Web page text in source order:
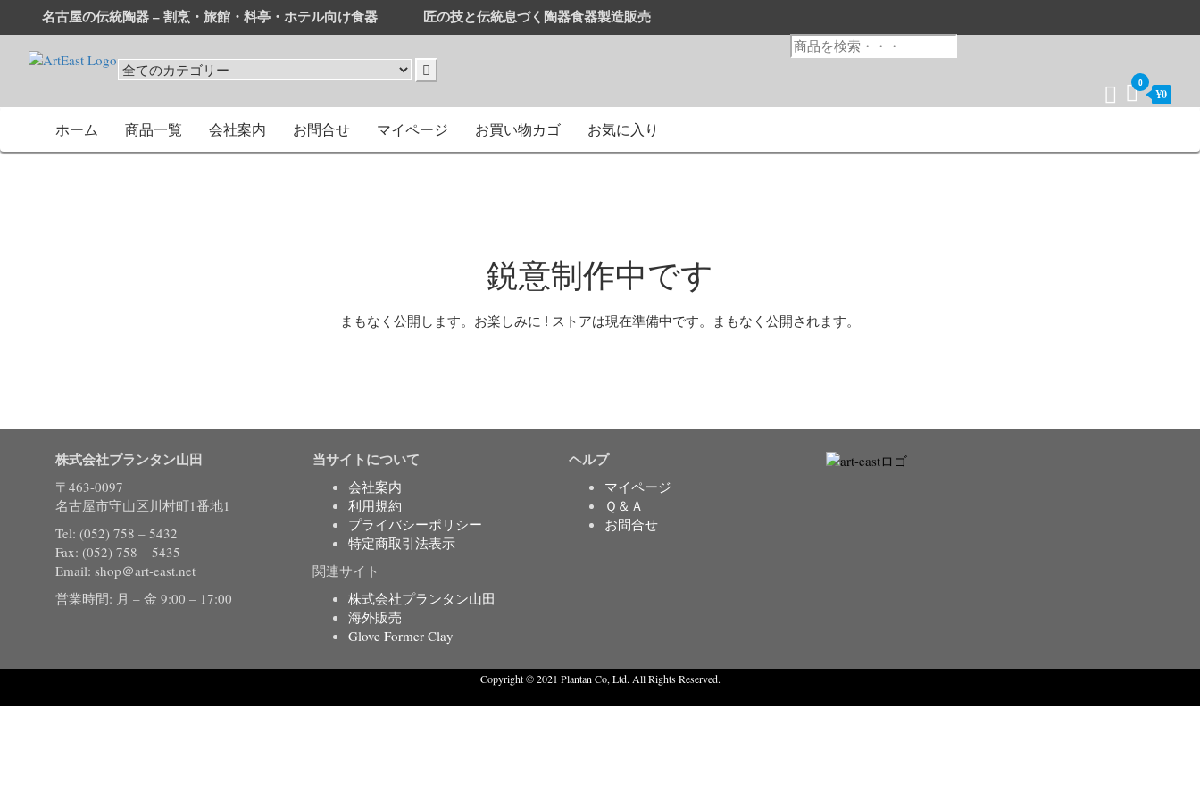
名古屋の伝統陶器 – 割烹・旅館・料亭・ホテル向け食器 匠の技と伝統息づく陶器食器製造販売
和食器・洋食器通販｜割烹・旅館・料亭・ホテル等業務用卸販売
業務用から個人用まで、おしゃれでかわいい和食器・洋食器はまとめ買いがお得です。 0
¥0
ホーム 商品一覧 会社案内 お問合せ マイページ お買い物カゴ お気に入り
鋭意制作中です
まもなく公開します。お楽しみに ! ストアは現在準備中です。まもなく公開されます。
株式会社プランタン山田
〒463-0097
名古屋市守山区川村町1番地1
Tel: (052) 758 – 5432
Fax: (052) 758 – 5435
Email: shop＠art-east.net
営業時間: 月 – 金 9:00 – 17:00
当サイトについて
会社案内
利用規約
プライバシーポリシー
特定商取引法表示
関連サイト
株式会社プランタン山田
海外販売
Glove Former Clay
ヘルプ
マイページ
Ｑ＆Ａ
お問合せ
Copyright © 2021 Plantan Co, Ltd. All Rights Reserved.